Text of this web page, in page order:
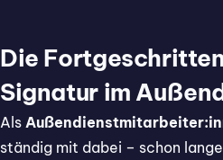
Die
Signatur im
Als
ständig mit dabei – schon